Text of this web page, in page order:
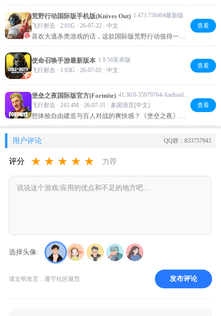
资源分布、3D地形一目了然，武器空投精准标注。实时
战场数据分析，帮你快速掌握资源变化。悬浮窗无缝切
换，调整战术更便捷。提升胜率，值得一试！
荒野行动国际版手机版(Knives Out) 1.473.750404最新版
飞行射击 · 2.01G · 26-07-22 · 中文
喜欢大逃杀类游戏的话，这款国际版荒野行动值得一
试。画面流畅，操作顺手，百人同场竞技，跳伞、搜
集、战斗都很刺激。支持多语言，可以和老外组队，体
验不同玩法。空闲时来一局，轻松又过瘾。
查看
使命召唤手游最新版本 1.9.56安卓版
飞行射击 · 1.93G · 26-07-02 · 中文
查看
堡垒之夜国际版官方(Fortnite)
41.30.0-55979764-Android版本
飞行射击 · 243.4M · 26-07-31 · 多国语言[中文]
想体验自由建造与百人对战的爽快感？《堡垒之夜》国
际版官方带你进入一个充满创意和激情的世界。你可以
是，它免费就能玩，画风可爱又刺激，和好友组队吃鸡
手！
查看
用户评论 QQ群：833757943
评分 ★ ★ ★ ★ ★ 力荐
选择头像:
请文明发言，遵守社区规范 发布评论